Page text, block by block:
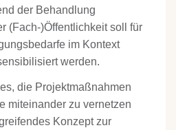
der Behandlung
(Fach-)Öffentlichkeit soll für
im Kontext
werden.
die Projektmaßnahmen
miteinander zu vernetzen
Konzept zur